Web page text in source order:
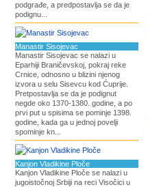
podgrađe, a predpostavlja se da je
podignu...
Manastir Sisojevac
Manastir Sisojevac se nalazi u
Eparhiji Braničevskoj, pokraj reke
Crnice, odnosno u blizini njenog
izvora u selu Sisevcu kod Ćuprije.
Pretpostavlja se da je podignut
negde oko 1370-1380. godine, a po
prvi put u spisima se pominje 1398.
godine, kada ga u jednoj povelji
spominje kn...
Kanjon Vladikine Ploče
Kanjon Vladikine Ploče se nalazi u
jugoistočnoj Srbiji na reci Visočici u